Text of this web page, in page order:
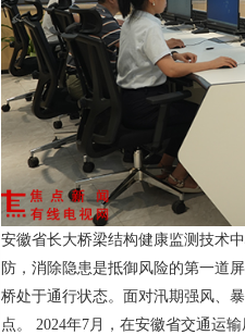
安徽省长大桥梁结构健康监测技术
防，消除隐患是抵御风险的第一道
桥处于通行状态。面对汛期强风、
点。 2024年7月，在安徽省交通运